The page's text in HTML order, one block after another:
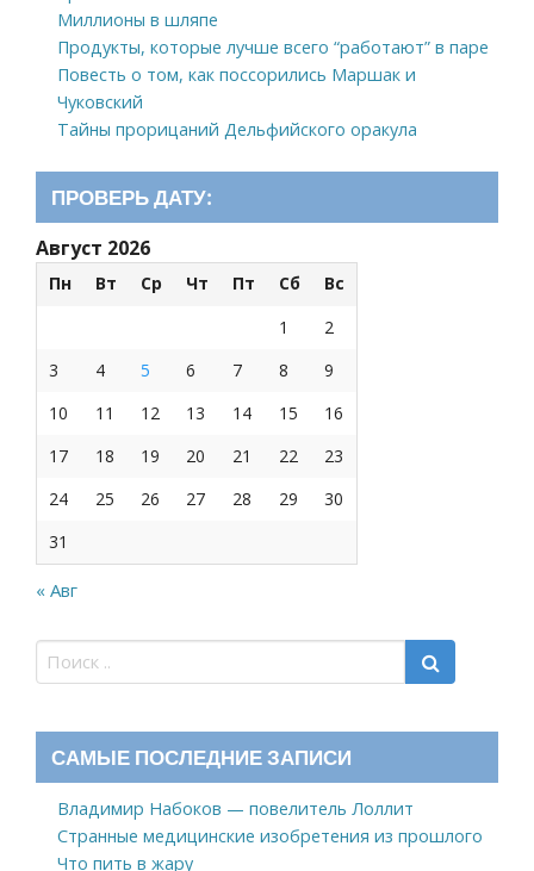
Миллионы в шляпе
Продукты, которые лучше всего “работают” в паре
Повесть о том, как поссорились Маршак и
Чуковский
Тайны прорицаний Дельфийского оракула
ПРОВЕРЬ ДАТУ:
Август 2026
Пн Вт Ср Чт Пт Сб
Вс
1
2
3
4 5 6 7 8
9
10
11 12 13 14 15
16
17
18 19 20 21 22
23
24
25 26 27 28 29
30
31
« Авг
САМЫЕ ПОСЛЕДНИЕ ЗАПИСИ
Владимир Набоков — повелитель Лоллит
Странные медицинские изобретения из прошлого
Что пить в жару